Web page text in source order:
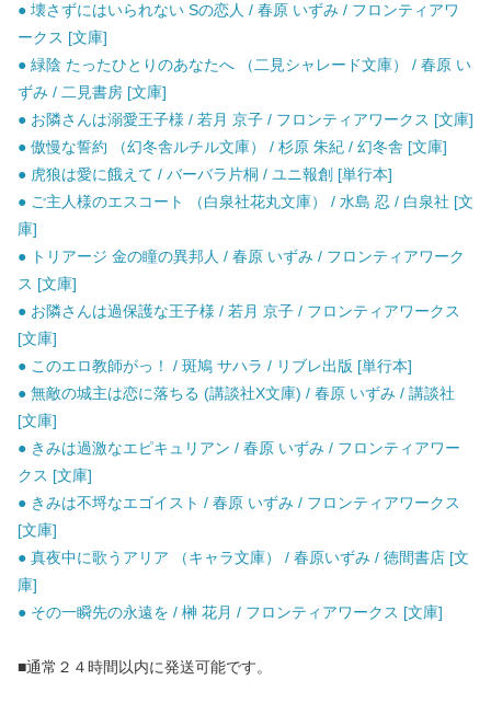
● 壊さずにはいられない Sの恋人 / 春原 いずみ / フロンティアワ
ークス [文庫]
● 緑陰 たったひとりのあなたへ （二見シャレード文庫） / 春原 い
ずみ / 二見書房 [文庫]
● お隣さんは溺愛王子様 / 若月 京子 / フロンティアワークス [文庫]
● 傲慢な誓約 （幻冬舎ルチル文庫） / 杉原 朱紀 / 幻冬舎 [文庫]
● 虎狼は愛に餓えて / バーバラ片桐 / ユニ報創 [単行本]
● ご主人様のエスコート （白泉社花丸文庫） / 水島 忍 / 白泉社 [文
庫]
● トリアージ 金の瞳の異邦人 / 春原 いずみ / フロンティアワーク
ス [文庫]
● お隣さんは過保護な王子様 / 若月 京子 / フロンティアワークス
[文庫]
● このエロ教師がっ！ / 斑鳩 サハラ / リブレ出版 [単行本]
● 無敵の城主は恋に落ちる (講談社X文庫) / 春原 いずみ / 講談社
[文庫]
● きみは過激なエピキュリアン / 春原 いずみ / フロンティアワー
クス [文庫]
● きみは不埒なエゴイスト / 春原 いずみ / フロンティアワークス
[文庫]
● 真夜中に歌うアリア （キャラ文庫） / 春原いずみ / 徳間書店 [文
庫]
● その一瞬先の永遠を / 榊 花月 / フロンティアワークス [文庫]
■通常２４時間以内に発送可能です。